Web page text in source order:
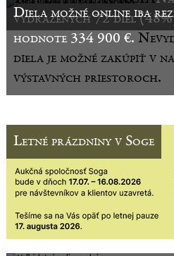
vydražených 72 diel
hodnote 334 900 €.
diela je možné zakúpiť v
výstavných priestoroch.
Diela možné online iba
Letné prázdniny v Soge